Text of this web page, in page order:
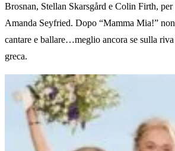
Brosnan, Stellan Skarsgård e Colin Firth,
Amanda Seyfried. Dopo “Mamma Mia!”
cantare e ballare…meglio ancora se sulla
greca.